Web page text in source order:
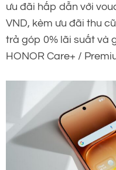
ưu đãi hấp dẫn với
VND, kèm ưu đãi thu
trả góp 0% lãi suất và
HONOR Care+ /